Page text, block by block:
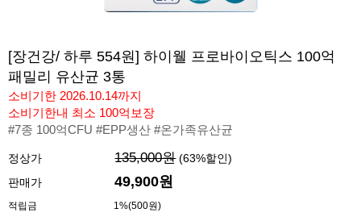
[장건강/ 하루 554원] 하이웰 프로바이오틱스 100억
패밀리 유산균 3통
소비기한 2026.10.14까지
소비기한내 최소 100억보장
#7종 100억CFU #EPP생산 #온가족유산균
정상가 135,000원 (63%할인)
판매가
49,900원
적립금 1%(500원)